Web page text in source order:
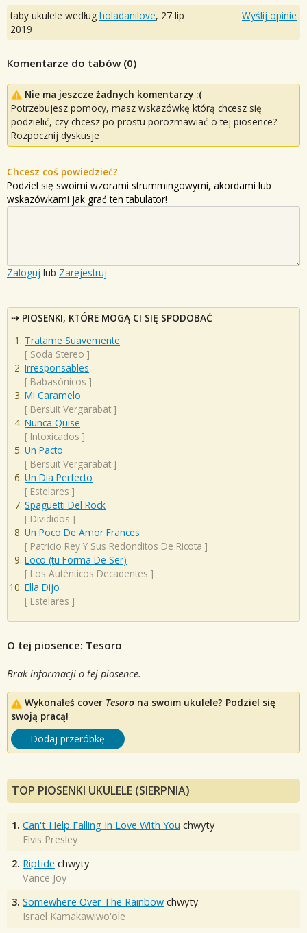
taby ukulele według holadanilove, 27 lip
2019
Wyślij opinie
Komentarze do tabów (0)
Nie ma jeszcze żadnych komentarzy :(
Potrzebujesz pomocy, masz wskazówkę którą chcesz się
podzielić, czy chcesz po prostu porozmawiać o tej piosence?
Rozpocznij dyskusje
Chcesz coś powiedzieć?
Podziel się swoimi wzorami strummingowymi, akordami lub
wskazówkami jak grać ten tabulator!
Zaloguj lub Zarejestruj
PIOSENKI, KTÓRE MOGĄ CI SIĘ SPODOBAĆ
Tratame Suavemente
[ Soda Stereo ]
Irresponsables
[ Babasónicos ]
Mi Caramelo
[ Bersuit Vergarabat ]
Nunca Quise
[ Intoxicados ]
Un Pacto
[ Bersuit Vergarabat ]
Un Dia Perfecto
[ Estelares ]
Spaguetti Del Rock
[ Divididos ]
Un Poco De Amor Frances
[ Patricio Rey Y Sus Redonditos De Ricota ]
Loco (tu Forma De Ser)
[ Los Auténticos Decadentes ]
Ella Dijo
[ Estelares ]
O tej piosence: Tesoro
Brak informacji o tej piosence.
Wykonałeś cover Tesoro na swoim ukulele? Podziel się
swoją pracą!
Dodaj przeróbkę
TOP PIOSENKI UKULELE (SIERPNIA)
1. Can't Help Falling In Love With You chwyty
Elvis Presley
2. Riptide chwyty
Vance Joy
3. Somewhere Over The Rainbow chwyty
Israel Kamakawiwo'ole